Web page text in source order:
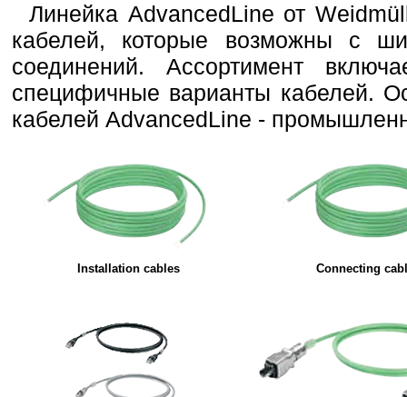
Линейка AdvancedLine от
кабелей, которые возможны с
соединений. Ассортимент
специфичные варианты кабелей.
кабелей AdvancedLine -
Installation cables Connecting